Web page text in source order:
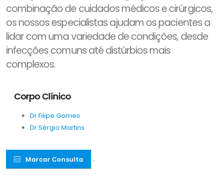
combinação de cuidados médicos e cirúrgicos,
os nossos especialistas ajudam os pacientes a
lidar com uma variedade de condições, desde
infecções comuns até distúrbios mais
complexos.
Corpo Clínico
Dr Filipe Gomes
Dr Sérgio Martins
Marcar Consulta ´